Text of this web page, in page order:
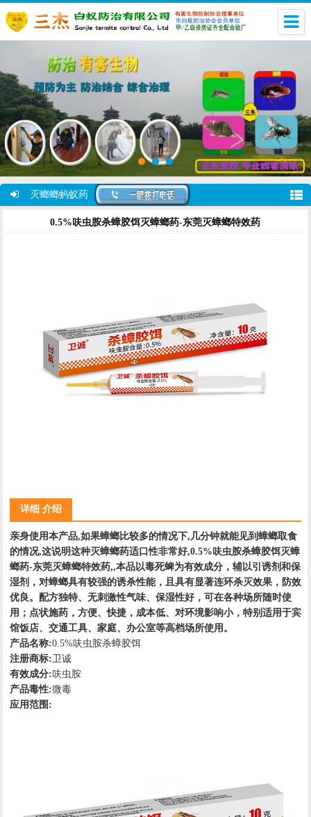
灭螂螂蚂蚁药
0.5%呋虫胺杀蟑胶饵灭蟑螂药-东莞灭蟑螂特效药
详细 介绍
亲身使用本产品,如果蟑螂比较多的情况下,几分钟就能见到蟑螂取食
的情况,这说明这种灭蟑螂药适口性非常好,0.5%呋虫胺杀蟑胶饵灭蟑
螂药-东莞灭蟑螂特效药,,本品以毒死蜱为有效成分，辅以引诱剂和保
湿剂，对蟑螂具有较强的诱杀性能，且具有显著连环杀灭效果，防效
优良。配方独特、无刺激性气味、保湿性好，可在各种场所随时使
用；点状施药，方便、快捷，成本低、对环境影响小，特别适用于宾
馆饭店、交通工具、家庭、办公室等高档场所使用。
产品名称:0.5%呋虫胺杀蟑胶饵
注册商标:卫诚
有效成分:呋虫胺
产品毒性:微毒
应用范围: